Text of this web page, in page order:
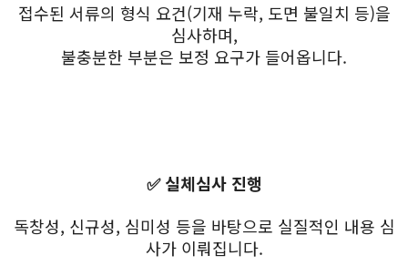
접수된 서류의 형식 요건(기재 누락, 도면 불일치 등)을
심사하며,
불충분한 부분은 보정 요구가 들어옵니다.
✅ 실체심사 진행
독창성, 신규성, 심미성 등을 바탕으로 실질적인 내용 심
사가 이뤄집니다.